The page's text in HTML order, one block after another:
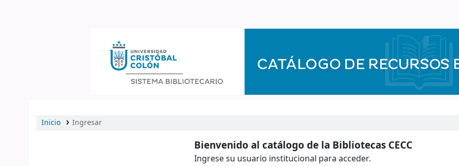
Inicio Ingresar
Bienvenido al catálogo de la Bibliotecas CECC
Ingrese su usuario institucional para acceder.